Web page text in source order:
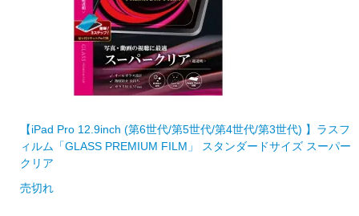
【iPad Pro 12.9inch (第6世代/第5世代/第4世代/第3世代) 】ラスフ
ィルム「GLASS PREMIUM FILM」 スタンダードサイズ スーパー
クリア
売切れ